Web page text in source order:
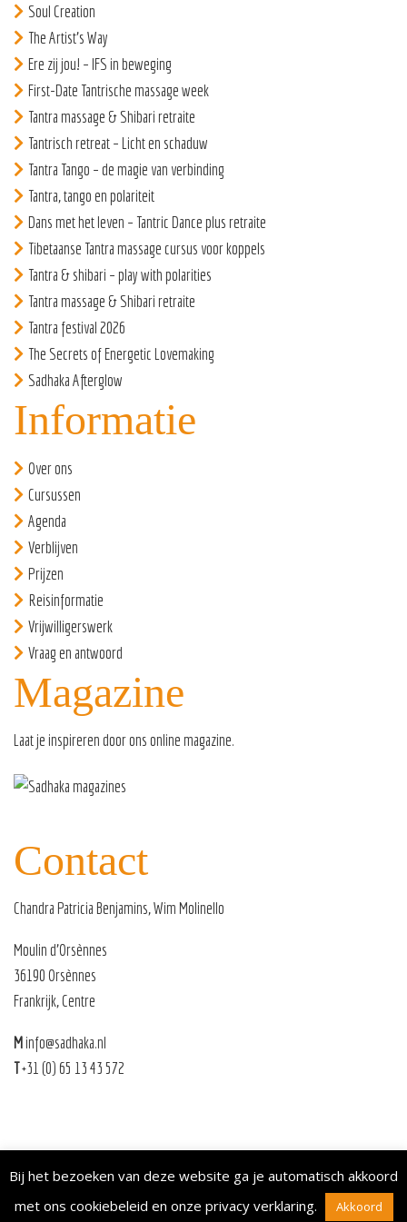
Soul Creation
The Artist’s Way
Ere zij jou! – IFS in beweging
First-Date Tantrische massage week
Tantra massage & Shibari retraite
Tantrisch retreat – Licht en schaduw
Tantra Tango – de magie van verbinding
Tantra, tango en polariteit
Dans met het leven – Tantric Dance plus retraite
Tibetaanse Tantra massage cursus voor koppels
Tantra & shibari – play with polarities
Tantra massage & Shibari retraite
Tantra festival 2026
The Secrets of Energetic Lovemaking
Sadhaka Afterglow
Informatie
Over ons
Cursussen
Agenda
Verblijven
Prijzen
Reisinformatie
Vrijwilligerswerk
Vraag en antwoord
Magazine
Laat je inspireren door ons online magazine.
Contact
Chandra Patricia Benjamins, Wim Molinello
Moulin d’Orsènnes
36190 Orsènnes
Frankrijk, Centre
Minfo@sadhaka.nl
T+31 (0) 65 13 43 572
Sadhaka 2026 |Sitemap|Privacy|Algemene voorwaarden
Bij het bezoeken van deze website ga je automatisch akkoord
met ons cookiebeleid en onze privacy verklaring. Akkoord